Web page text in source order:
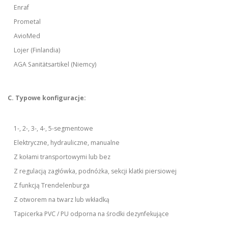
Enraf
Prometal
AvioMed
Lojer (Finlandia)
AGA Sanitätsartikel (Niemcy)
C. Typowe konfiguracje:
1-, 2-, 3-, 4-, 5-segmentowe
Elektryczne, hydrauliczne, manualne
Z kołami transportowymi lub bez
Z regulacją zagłówka, podnóżka, sekcji klatki piersiowej
Z funkcją Trendelenburga
Z otworem na twarz lub wkładką
Tapicerka PVC / PU odporna na środki dezynfekujące